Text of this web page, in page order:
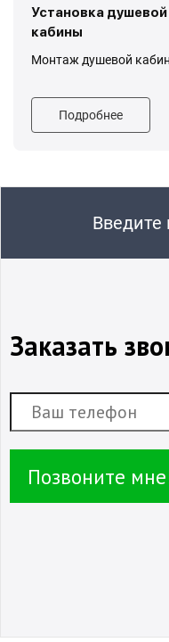
Установка душевой
кабины
Монтаж душевой
Подробнее
Заказать
Позвоните